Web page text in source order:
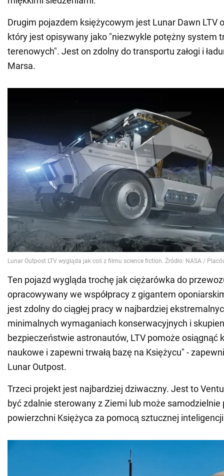
Drugim pojazdem księżycowym jest Lunar Dawn LTV
który jest opisywany jako "niezwykle potężny system
terenowych". Jest on zdolny do transportu załogi i
Marsa.
Ten pojazd wygląda trochę jak ciężarówka do
opracowywany we współpracy z gigantem
jest zdolny do ciągłej pracy w najbardziej
minimalnych wymaganiach konserwacyjnych i
bezpieczeństwie astronautów, LTV pomoże osiągnąć
naukowe i zapewni trwałą bazę na Księżycu" -
Lunar Outpost.
Trzeci projekt jest najbardziej dziwaczny. Jest to
być zdalnie sterowany z Ziemi lub może samodzielnie
powierzchni Księżyca za pomocą sztucznej